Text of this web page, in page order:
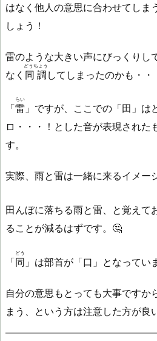
はなく他人の意思に合わせてしま
しょう！
雷のような大きい声にびっくりし
なく 同調
どうちょう
してしまったのかも・・
「雷
らい
」ですが、ここでの「田」は
ロ・・・！とした音が表現された
す。
実際、雨と雷は一緒に来るイメー
田んぼに落ちる雨と雷、と覚えて
ることが減るはずです。🤔
「同
どう
」は部首が「口」となってい
自分の意思もとっても大事ですか
まう、という方は注意した方が良